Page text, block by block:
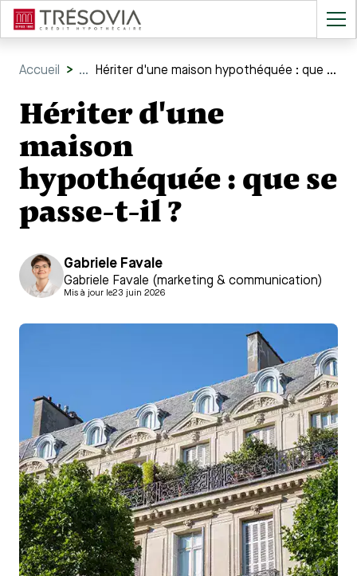
Accueil > ... Hériter d'une maison hypothéquée : que se passe-t-il ?
Hériter d'une
maison
hypothéquée : que se
passe-t-il ?
Gabriele Favale
Gabriele Favale (marketing & communication)
Mis à jour le23 juin 2026